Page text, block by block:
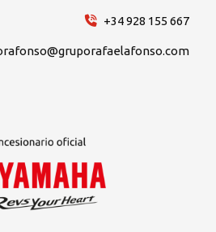
+34 928 155 667